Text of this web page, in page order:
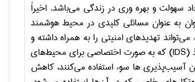
سهولت و بهره وری در زندگی می‌باشد. اخیراً
به عنوان مسائلی کلیدی در محیط هوشمند
تهدیدهای امنیتی را به همراه داشته و
(IDS) که به صورت اختصاصی برای محیط‌های
آسیب‌پذیری ها سوء استفاده می‌کنند، کاهش